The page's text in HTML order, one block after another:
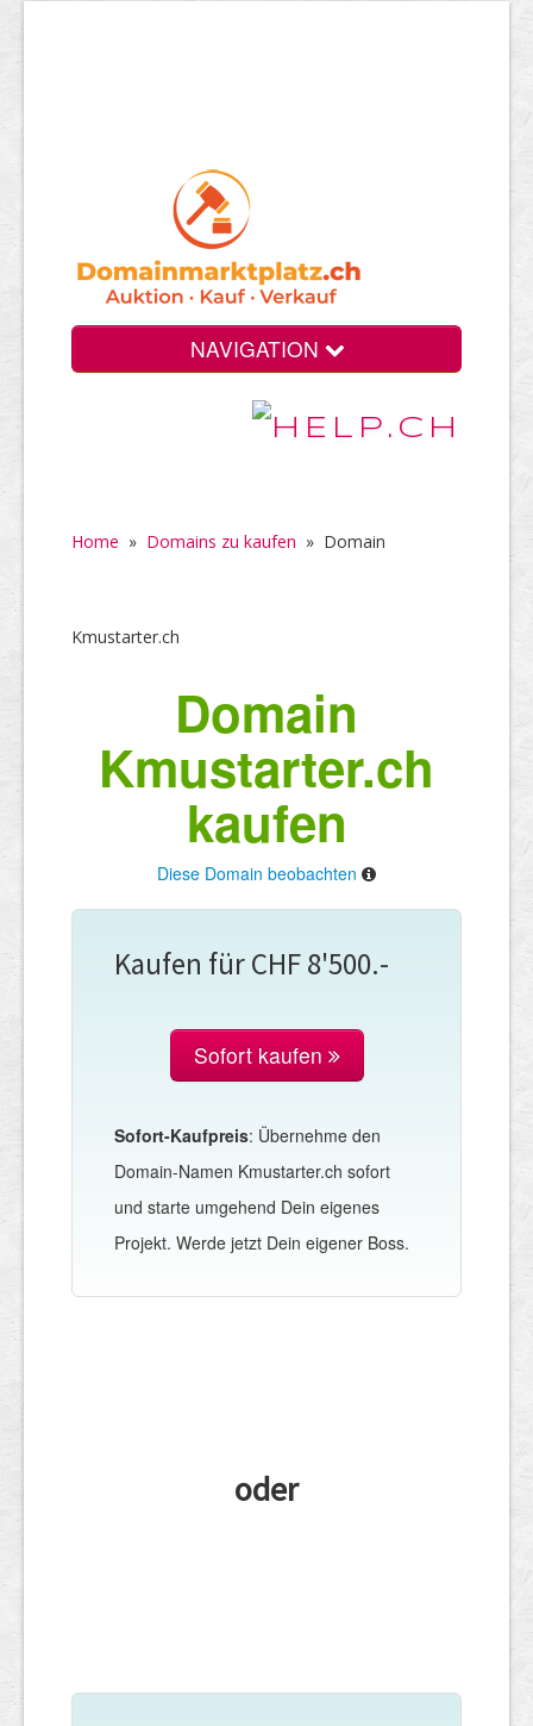
NAVIGATION
Home » Domains zu kaufen » Domain
Kmustarter.ch
Domain
Kmustarter.ch
kaufen
Diese Domain beobachten
Kaufen für CHF 8'500.-
Sofort kaufen
Sofort-Kaufpreis: Übernehme den
Domain-Namen Kmustarter.ch sofort
und starte umgehend Dein eigenes
Projekt. Werde jetzt Dein eigener Boss.
oder